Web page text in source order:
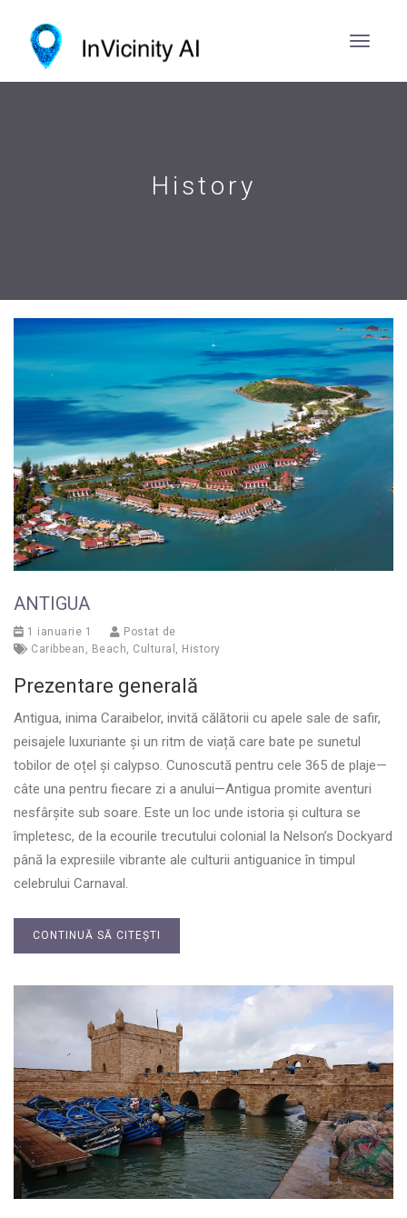
History
ANTIGUA
1 ianuarie 1
Postat de
Caribbean , Beach, Cultural , History
Prezentare generală
Antigua, inima Caraibelor, invită călătorii cu apele sale de safir,
peisajele luxuriante și un ritm de viață care bate pe sunetul
tobilor de oțel și calypso. Cunoscută pentru cele 365 de plaje—
câte una pentru fiecare zi a anului—Antigua promite aventuri
nesfârșite sub soare. Este un loc unde istoria și cultura se
împletesc, de la ecourile trecutului colonial la Nelson’s Dockyard
până la expresiile vibrante ale culturii antiguanice în timpul
celebrului Carnaval.
CONTINUĂ SĂ CITEȘTI